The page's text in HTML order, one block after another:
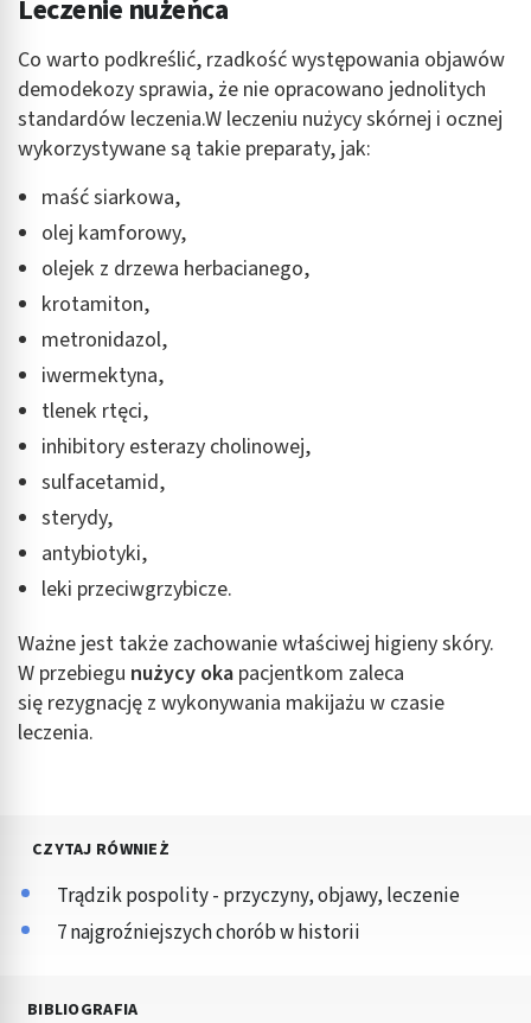
Leczenie nużeńca
Co warto podkreślić, rzadkość występowania objawów
demodekozy sprawia, że nie opracowano jednolitych
standardów leczenia.W leczeniu nużycy skórnej i ocznej
wykorzystywane są takie preparaty, jak:
maść siarkowa,
olej kamforowy,
olejek z drzewa herbacianego,
krotamiton,
metronidazol,
iwermektyna,
tlenek rtęci,
inhibitory esterazy cholinowej,
sulfacetamid,
sterydy,
antybiotyki,
leki przeciwgrzybicze.
Ważne jest także zachowanie właściwej higieny skóry.
W przebiegu nużycy oka pacjentkom zaleca
się rezygnację z wykonywania makijażu w czasie
leczenia.
CZYTAJ RÓWNIEŻ
Trądzik pospolity - przyczyny, objawy, leczenie
7 najgroźniejszych chorób w historii
BIBLIOGRAFIA